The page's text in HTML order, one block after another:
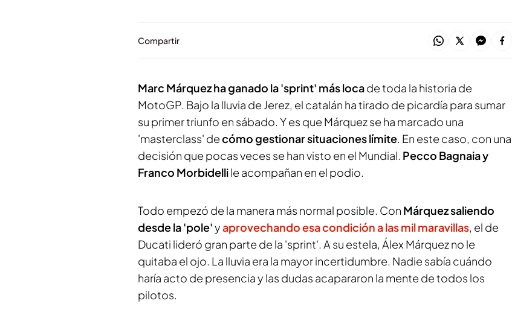
Compartir
Marc Márquez ha ganado la 'sprint' más locade toda la historia de
MotoGP. Bajo la lluvia de Jerez, el catalán ha tirado de picardía para sumar
su primer triunfo en sábado. Y es que Márquez se ha marcado una
'masterclass' decómo gestionar situaciones límite. En este caso, con una
decisión que pocas veces se han visto en el Mundial. Pecco Bagnaia y
Franco Morbidellile acompañan en el podio.
Todo empezó de la manera más normal posible. Con Márquez saliendo
desde la 'pole'yaprovechando esa condición a las mil maravillas, el de
Ducati lideró gran parte de la 'sprint'. A su estela, Álex Márquez no le
quitaba el ojo. La lluvia era la mayor incertidumbre. Nadie sabía cuándo
haría acto de presencia y las dudas acapararon la mente de todos los
pilotos.